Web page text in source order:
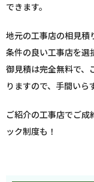
できます。
地元の工事店の相見積
条件の良い工事店を選
御見積は完全無料で、
りますので、手間いら
ご紹介の工事店でご
ック制度も！